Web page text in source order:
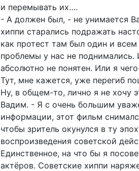
и перемывать их….
- А должен был, - не унимается
хиппи старались подражать
как протест там был один и
проблемы у нас не
абсолютно не понятен. Или я
Тут, мне кажется, уже перегиб
Ну, в общем-то, лично я не хочу
Вадим. - Я с очень большим
информации, этот фильм
чтобы зритель окунулся в ту
воспроизведения советской
Единственное, на что бы я
актёров. Советские хиппи